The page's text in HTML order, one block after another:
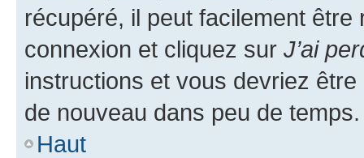
récupéré, il peut facilement
connexion et cliquez sur J’ai
instructions et vous devriez
de nouveau dans peu de temps.
Haut